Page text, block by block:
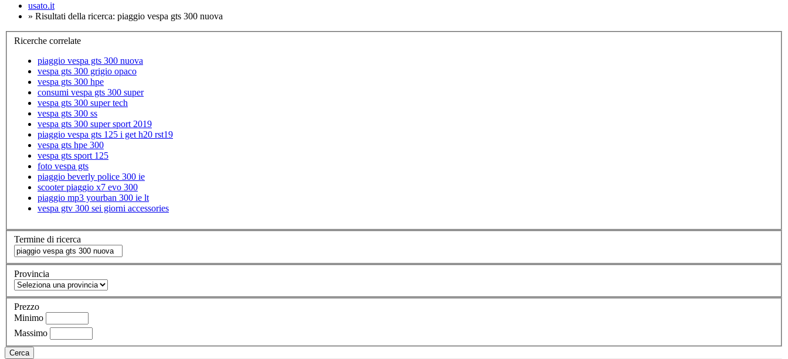
usato.it
» Risultati della ricerca: piaggio vespa gts 300 nuova
Ricerche correlate
piaggio vespa gts 300 nuova
vespa gts 300 grigio opaco
vespa gts 300 hpe
consumi vespa gts 300 super
vespa gts 300 super tech
vespa gts 300 ss
vespa gts 300 super sport 2019
piaggio vespa gts 125 i get h20 rst19
vespa gts hpe 300
vespa gts sport 125
foto vespa gts
piaggio beverly police 300 ie
scooter piaggio x7 evo 300
piaggio mp3 yourban 300 ie lt
vespa gtv 300 sei giorni accessories
Termine di ricerca
Provincia
Prezzo
Minimo
Massimo
Cerca